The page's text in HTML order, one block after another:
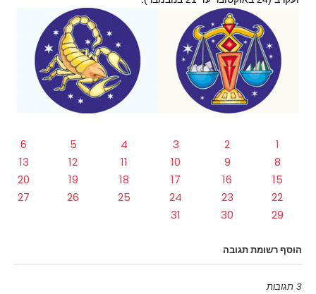
1
2
3
4
5
6
8
9
10
11
12
13
15
16
17
18
19
20
22
23
24
25
26
27
29
30
31
הוסף רשומת תגובה
3 תגובות